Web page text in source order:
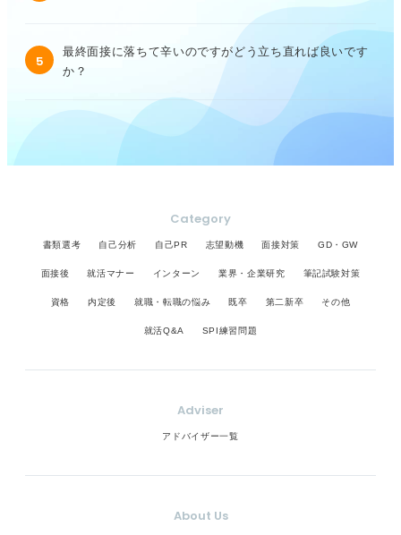
5
最終面接に落ちて辛いのですがどう立ち直れば良いです
か？
Category
書類選考 自己分析 自己PR 志望動機 面接対策 GD・GW
面接後 就活マナー インターン 業界・企業研究 筆記試験対策
資格 内定後 就職・転職の悩み 既卒 第二新卒 その他
就活Q&A SPI練習問題
Adviser
アドバイザー一覧
About Us